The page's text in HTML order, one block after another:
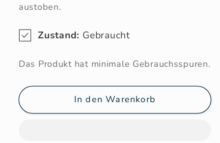
austoben.
Zustand: Gebraucht
Das Produkt hat minimale Gebrauchsspuren.
In den Warenkorb